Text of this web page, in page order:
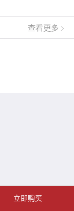
查看更多
立即购买